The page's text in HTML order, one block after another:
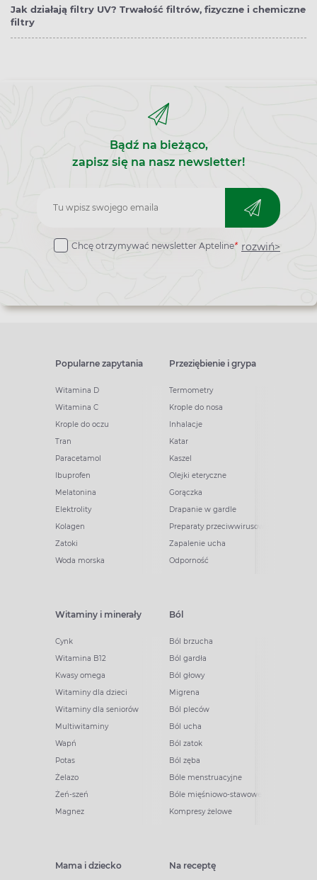
Jak działają filtry UV? Trwałość filtrów, fizyczne i chemiczne
filtry
Bądź na bieżąco,
zapisz się na nasz newsletter!
Zapisz
Chcę otrzymywać newsletter Apteline* rozwiń>
Popularne zapytania
Witamina D
Witamina C
Krople do oczu
Tran
Paracetamol
Ibuprofen
Melatonina
Elektrolity
Kolagen
Zatoki
Woda morska
Przeziębienie i grypa
Termometry
Krople do nosa
Inhalacje
Katar
Kaszel
Olejki eteryczne
Gorączka
Drapanie w gardle
Preparaty przeciwwirusowe
Zapalenie ucha
Odporność
Witaminy i minerały
Cynk
Witamina B12
Kwasy omega
Witaminy dla dzieci
Witaminy dla seniorów
Multiwitaminy
Wapń
Potas
Żelazo
Żeń-szeń
Magnez
Ból
Ból brzucha
Ból gardła
Ból głowy
Migrena
Ból pleców
Ból ucha
Ból zatok
Ból zęba
Bóle menstruacyjne
Bóle mięśniowo-stawowe
Kompresy żelowe
Mama i dziecko Na receptę